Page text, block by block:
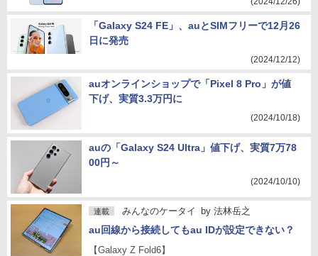
「Galaxy S24 FE」、auとSIMフリーで12月26
日に発売
(2024/12/12)
auオンラインショップで「Pixel 8 Pro」が値
下げ、実質3.3万円に
(2024/10/18)
auの「Galaxy S24 Ultra」値下げ、実質7万78
00円～
(2024/10/10)
連載 みんなのケータイ by 法林岳之
au回線から接続してもau IDが設定できない？
【Galaxy Z Fold6】